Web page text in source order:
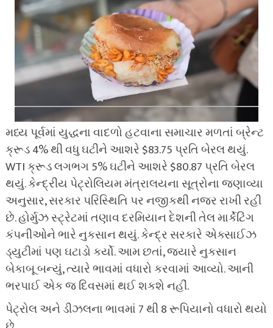
મધ્ય પૂર્વમાં યુદ્ધના વાદળો હટવાના સમાચાર મળતાં બ્રેન્ટ
ક્રૂડ 4% થી વધુ ઘટીને આશરે $83.75 પ્રતિ બેરલ થયું.
WTI ક્રૂડ લગભગ 5% ઘટીને આશરે $80.87 પ્રતિ બેરલ
થયું. કેન્દ્રીય પેટ્રોલિયમ મંત્રાલયના સૂત્રોના જણાવ્યા
અનુસાર, સરકાર પરિસ્થિતિ પર નજીકથી નજર રાખી રહી
છે. હોર્મુઝ સ્ટ્રેટમાં તણાવ દરમિયાન દેશની તેલ માર્કેટિંગ
કંપનીઓને ભારે નુકસાન થયું. કેન્દ્ર સરકારે એક્સાઈઝ
ડ્યુટીમાં પણ ઘટાડો કર્યો. આમ છતાં, જ્યારે નુકસાન
બેકાબૂ બન્યું, ત્યારે ભાવમાં વધારો કરવામાં આવ્યો. આની
ભરપાઈ એક જ દિવસમાં થઈ શકશે નહીં.
પેટ્રોલ અને ડીઝલના ભાવમાં 7 થી 8 રૂપિયાનો વધારો થયો